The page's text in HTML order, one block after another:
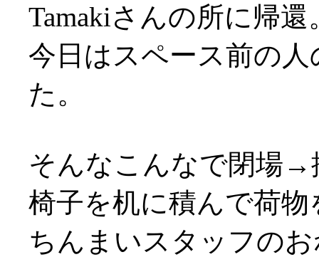
Tamakiさんの所に帰還
今日はスペース前の
た。
そんなこんなで閉場→
椅子を机に積んで荷
ちんまいスタッフの